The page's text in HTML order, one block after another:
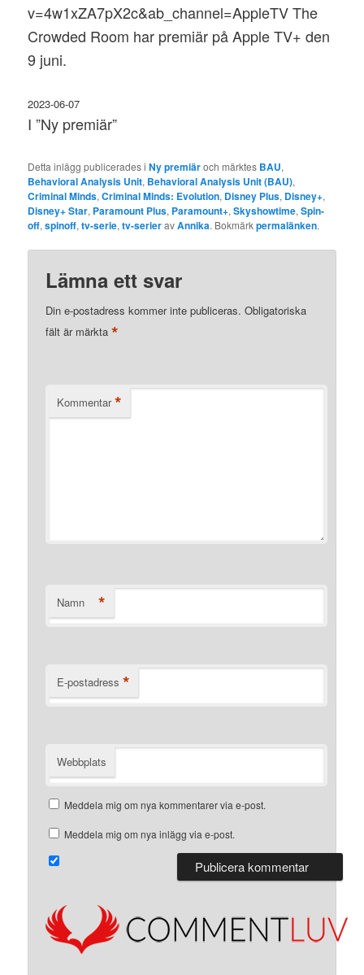
v=4w1xZA7pX2c&ab_channel=AppleTV The
Crowded Room har premiär på Apple TV+ den
9 juni.
2023-06-07
I ”Ny premiär”
Detta inlägg publicerades iNy premiäroch märktes BAU,
Behavioral Analysis Unit, Behavioral Analysis Unit (BAU),
Criminal Minds,Criminal Minds: Evolution, Disney Plus, Disney+,
Disney+ Star, Paramount Plus, Paramount+,Skyshowtime,Spin-
off,spinoff,tv-serie,tv-serieravAnnika. Bokmärkpermalänken.
Lämna ett svar
Din e-postadress kommer inte publiceras. Obligatoriska
fält är märkta*
Kommentar *
Namn *
E-postadress *
Webbplats
Meddela mig om nya kommentarer via e-post.
Meddela mig om nya inlägg via e-post.